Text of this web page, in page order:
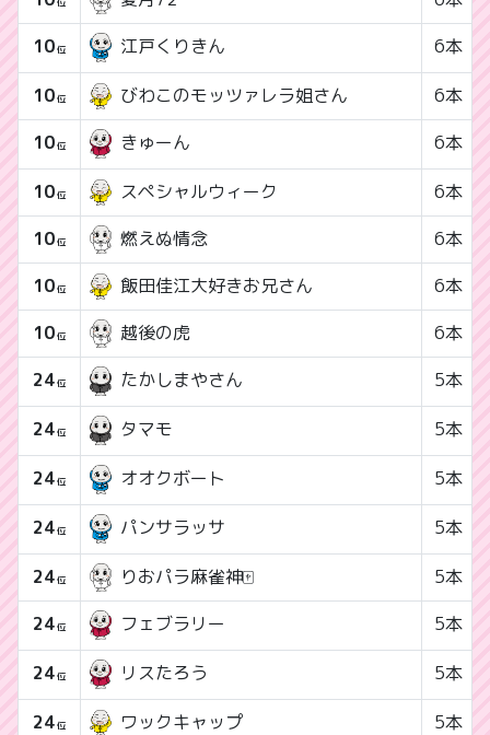
10位 江戸くりきん 6本
10位 びわこのモッツァレラ姐さん
6本
10位 きゅーん 6本
10位 スペシャルウィーク
6本
10位 燃えぬ情念
6本
10位 飯田佳江大好きお兄さん
6本
10位 越後の虎
6本
24位 たかしまやさん 5本
24位 タマモ 5本
24位 オオクボート 5本
24位 パンサラッサ 5本
24位 りおパラ麻雀神🀄
5本
24位 フェブラリー 5本
24位 リスたろう 5本
24位 ワックキャップ
5本